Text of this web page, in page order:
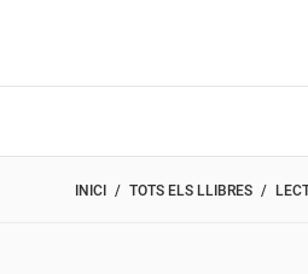
INICI TOTS ELS LLIBRES